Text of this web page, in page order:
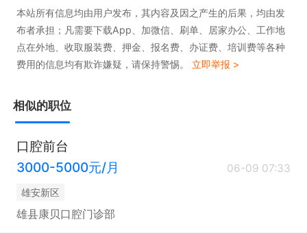
答问题。
5. 吃苦耐劳，能够承受工作压力，认真履行岗位职
责。
本站所有信息均由用户发布，其内容及因之产生的后果，均由发
布者承担；凡需要下载App、加微信、刷单、居家办公、工作地
点在外地、收取服装费、押金、报名费、办证费、培训费等各种
费用的信息均有欺诈嫌疑，请保持警惕。 立即举报 >
相似的职位
口腔前台
3000-5000元/月
06-09 07:33
雄安新区
雄县康贝口腔门诊部